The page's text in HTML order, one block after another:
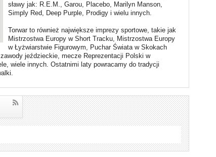
sławy jak: R.E.M., Garou, Placebo, Marilyn Manson,
Simply Red, Deep Purple, Prodigy i wielu innych.
Torwar to również największe imprezy sportowe, takie jak
Mistrzostwa Europy w Short Tracku, Mistrzostwa Europy
w Łyżwiarstwie Figurowym, Puchar Świata w Skokach
jeździeckie, mecze Reprezentacji Polski w
wiele innych. Ostatnimi laty powracamy do tradycji